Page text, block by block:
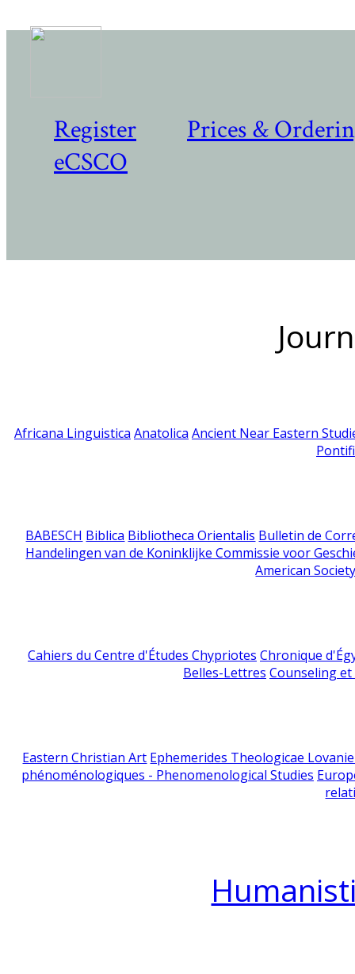
Register
Prices &
eCSCO
Africana Linguistica Anatolica Ancient Near Eastern
BABESCH Biblica Bibliotheca Orientalis Bulletin de
Handelingen van de Koninklijke Commissie voor
American
Cahiers du Centre d'Études Chypriotes Chronique
Belles-Lettres Counseling
Eastern Christian Art Ephemerides Theologicae
phénoménologiques - Phenomenological Studies